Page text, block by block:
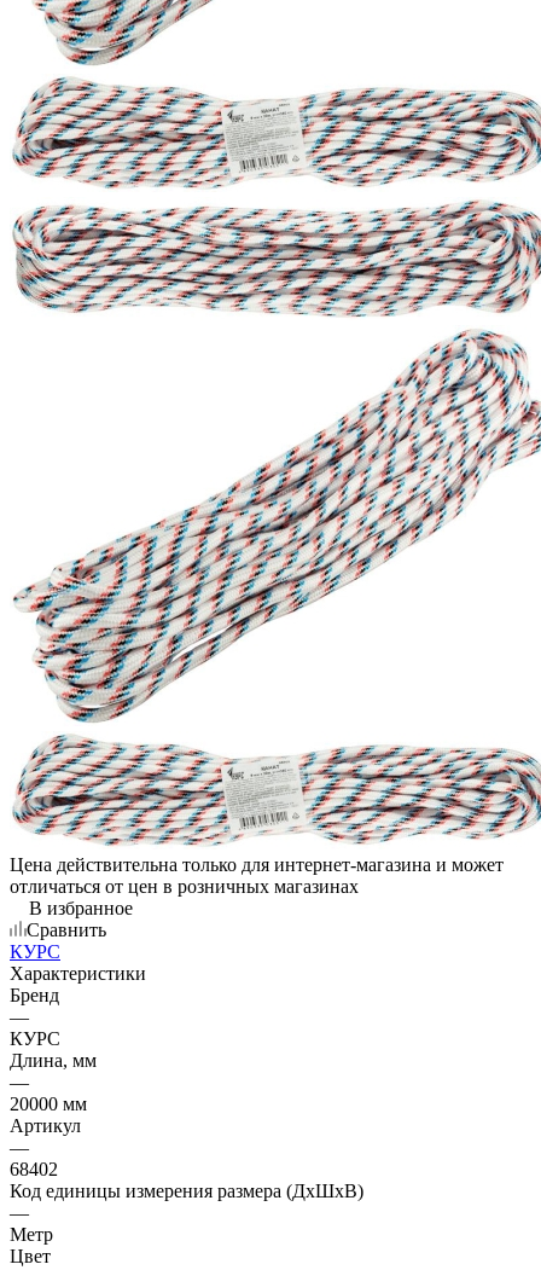
Цена действительна только для интернет-магазина и может
отличаться от цен в розничных магазинах
В избранное
Сравнить
КУРС
Характеристики
Бренд
—
КУРС
Длина, мм
—
20000 мм
Артикул
—
68402
Код единицы измерения размера (ДхШхВ)
—
Метр
Цвет